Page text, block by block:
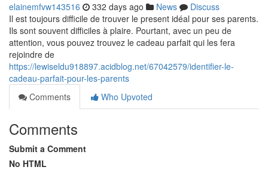
elainemfvw143516 332 days ago News
Discuss
Il est toujours difficile de trouver le present idéal pour ses parents.
Ils sont souvent difficiles à plaire. Pourtant, avec un peu de
attention, vous pouvez trouvez le cadeau parfait qui les fera
rejoindre de
https://lewiseldu918897.acidblog.net/67042579/identifier-le-
cadeau-parfait-pour-les-parents
Comments
Who Upvoted
Comments
Submit a Comment
No HTML